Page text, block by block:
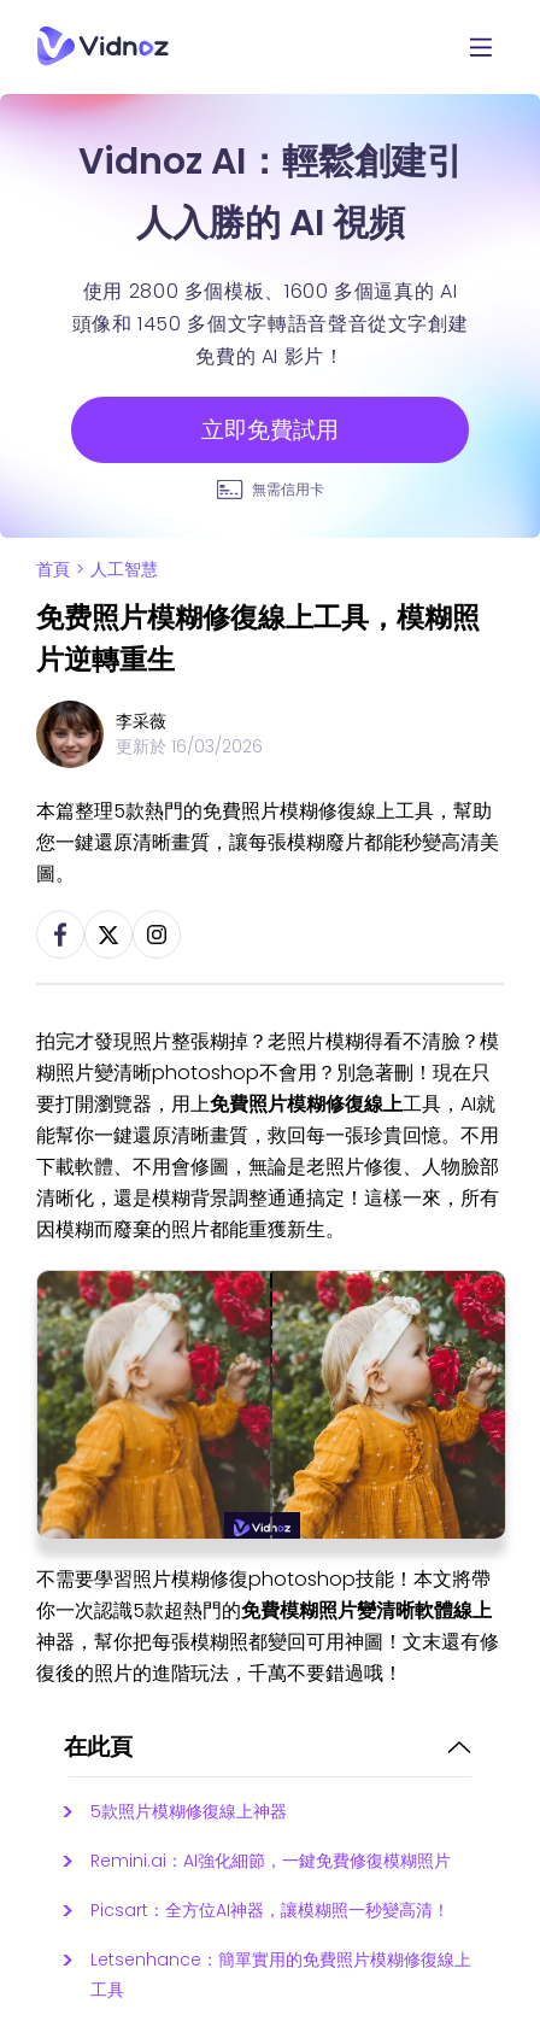
Vidnoz AI：輕鬆創建引
人入勝的 AI 視頻
使用 2800 多個模板、1600 多個逼真的 AI
頭像和 1450 多個文字轉語音聲音從文字創建
免費的 AI 影片！
立即免費試用
無需信用卡
首頁 > 人工智慧
免费照片模糊修復線上工具，模糊照
片逆轉重生
李采薇
更新於 16/03/2026
本篇整理5款熱門的免費照片模糊修復線上工具，幫助
您一鍵還原清晰畫質，讓每張模糊廢片都能秒變高清美
圖。
拍完才發現照片整張糊掉？老照片模糊得看不清臉？模
糊照片變清晰photoshop不會用？別急著刪！現在只
要打開瀏覽器，用上免費照片模糊修復線上工具，AI就
能幫你一鍵還原清晰畫質，救回每一張珍貴回憶。不用
下載軟體、不用會修圖，無論是老照片修復、人物臉部
清晰化，還是模糊背景調整通通搞定！這樣一來，所有
因模糊而廢棄的照片都能重獲新生。
不需要學習照片模糊修復photoshop技能！本文將帶
你一次認識5款超熱門的免費模糊照片變清晰軟體線上
神器，幫你把每張模糊照都變回可用神圖！文末還有修
復後的照片的進階玩法，千萬不要錯過哦！
在此頁
5款照片模糊修復線上神器
Remini.ai：AI強化細節，一鍵免費修復模糊照片
Picsart：全方位AI神器，讓模糊照一秒變高清！
Letsenhance：簡單實用的免費照片模糊修復線上
工具